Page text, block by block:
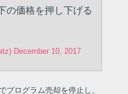
の価格を押し下げる
December 10, 2017
プログラム売却を停止し、